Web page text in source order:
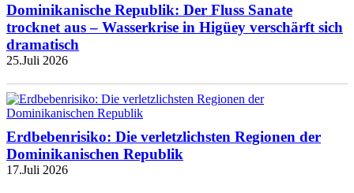
Dominikanische Republik: Der Fluss Sanate
trocknet aus – Wasserkrise in Higüey verschärft sich
dramatisch
25.Juli 2026
Erdbebenrisiko: Die verletzlichsten Regionen der
Dominikanischen Republik
17.Juli 2026